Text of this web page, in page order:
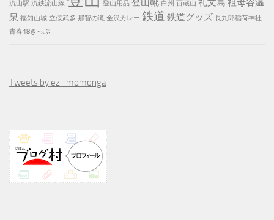
流山駅 流鉄流山線 登山用品 登山靴 白州 百蔵山 礼文島 祖母谷温
泉 福知山城 立佞武多 那智の滝 金沢カレー 鉄道 鉄道グッズ 長九郎稲荷神社
青春18きっぷ
Tweets by ez_momonga